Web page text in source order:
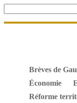
Brèves de
Économie
Réforme